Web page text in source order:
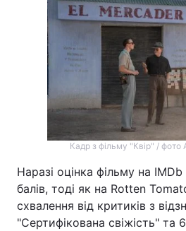
Кадр з фільму "Квір" / фото
Наразі оцінка фільму на
балів, тоді як на Rotten
схвалення від критиків з
"Сертифікована свіжість" та